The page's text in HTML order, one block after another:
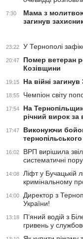
7:30
Мама з
загинув
23:22 У Тернополі
20:47
Помер ветеран
Козівщини
19:15 На війні
18:55 Чемпіон світу
17:54
На
річний вирок за
17:47
Виконуючи
16:02
ВРП вирішила
систематичні
14:08
Ліфт у Бучацькій
кримінальному
14:00
Директор з
України!
13:18
П’яний водій з
гривень у